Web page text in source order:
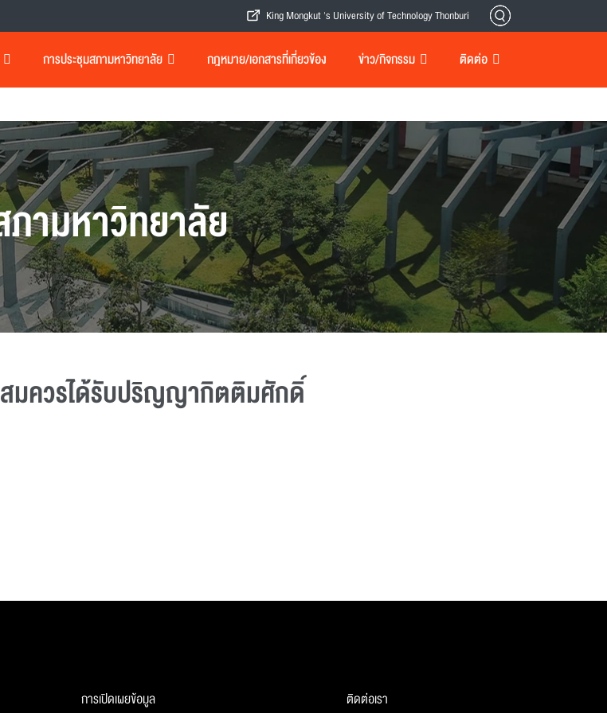
King Mongkut 's University of Technology Thonburi
การประชุมสภามหาวิทยาลัย กฎหมาย/เอกสารที่เกี่ยวข้อง ข่าว/กิจกรรม ติดต่อ
ามหาวิทยาลัย
มควรได้รับปริญญากิตติมศักดิ์
การเปิดเผยข้อมูล ติดต่อเรา